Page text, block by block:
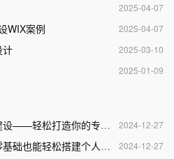
2025-04-07
2025-04-07
WIX案例
2025-03-10
计
2025-01-09
2024-12-27
轻松打造你的专属网站
2024-12-27
也能轻松搭建个人网站